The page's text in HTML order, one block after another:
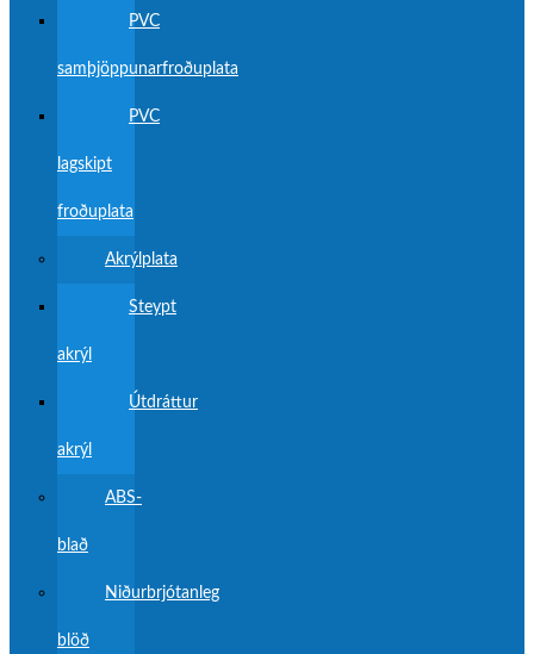
PVC
samþjöppunarfroðuplata
PVC
lagskipt
froðuplata
Akrýlplata
Steypt
akrýl
Útdráttur
akrýl
ABS-
blað
Niðurbrjótanleg
blöð